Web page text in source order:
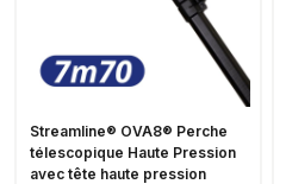
Streamline® OVA8® Perche
télescopique Haute Pression
avec tête haute pression